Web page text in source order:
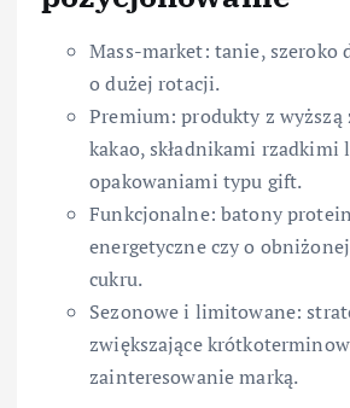
Mass-market: tanie, szeroko
o dużej rotacji.
Premium: produkty z wyższą
kakao, składnikami rzadkimi
opakowaniami typu gift.
Funkcjonalne: batony
energetyczne czy o
cukru.
Sezonowe i limitowane:
zwiększające
zainteresowanie marką.